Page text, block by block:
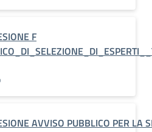
F
AVVISO PUBBLICO PER LA